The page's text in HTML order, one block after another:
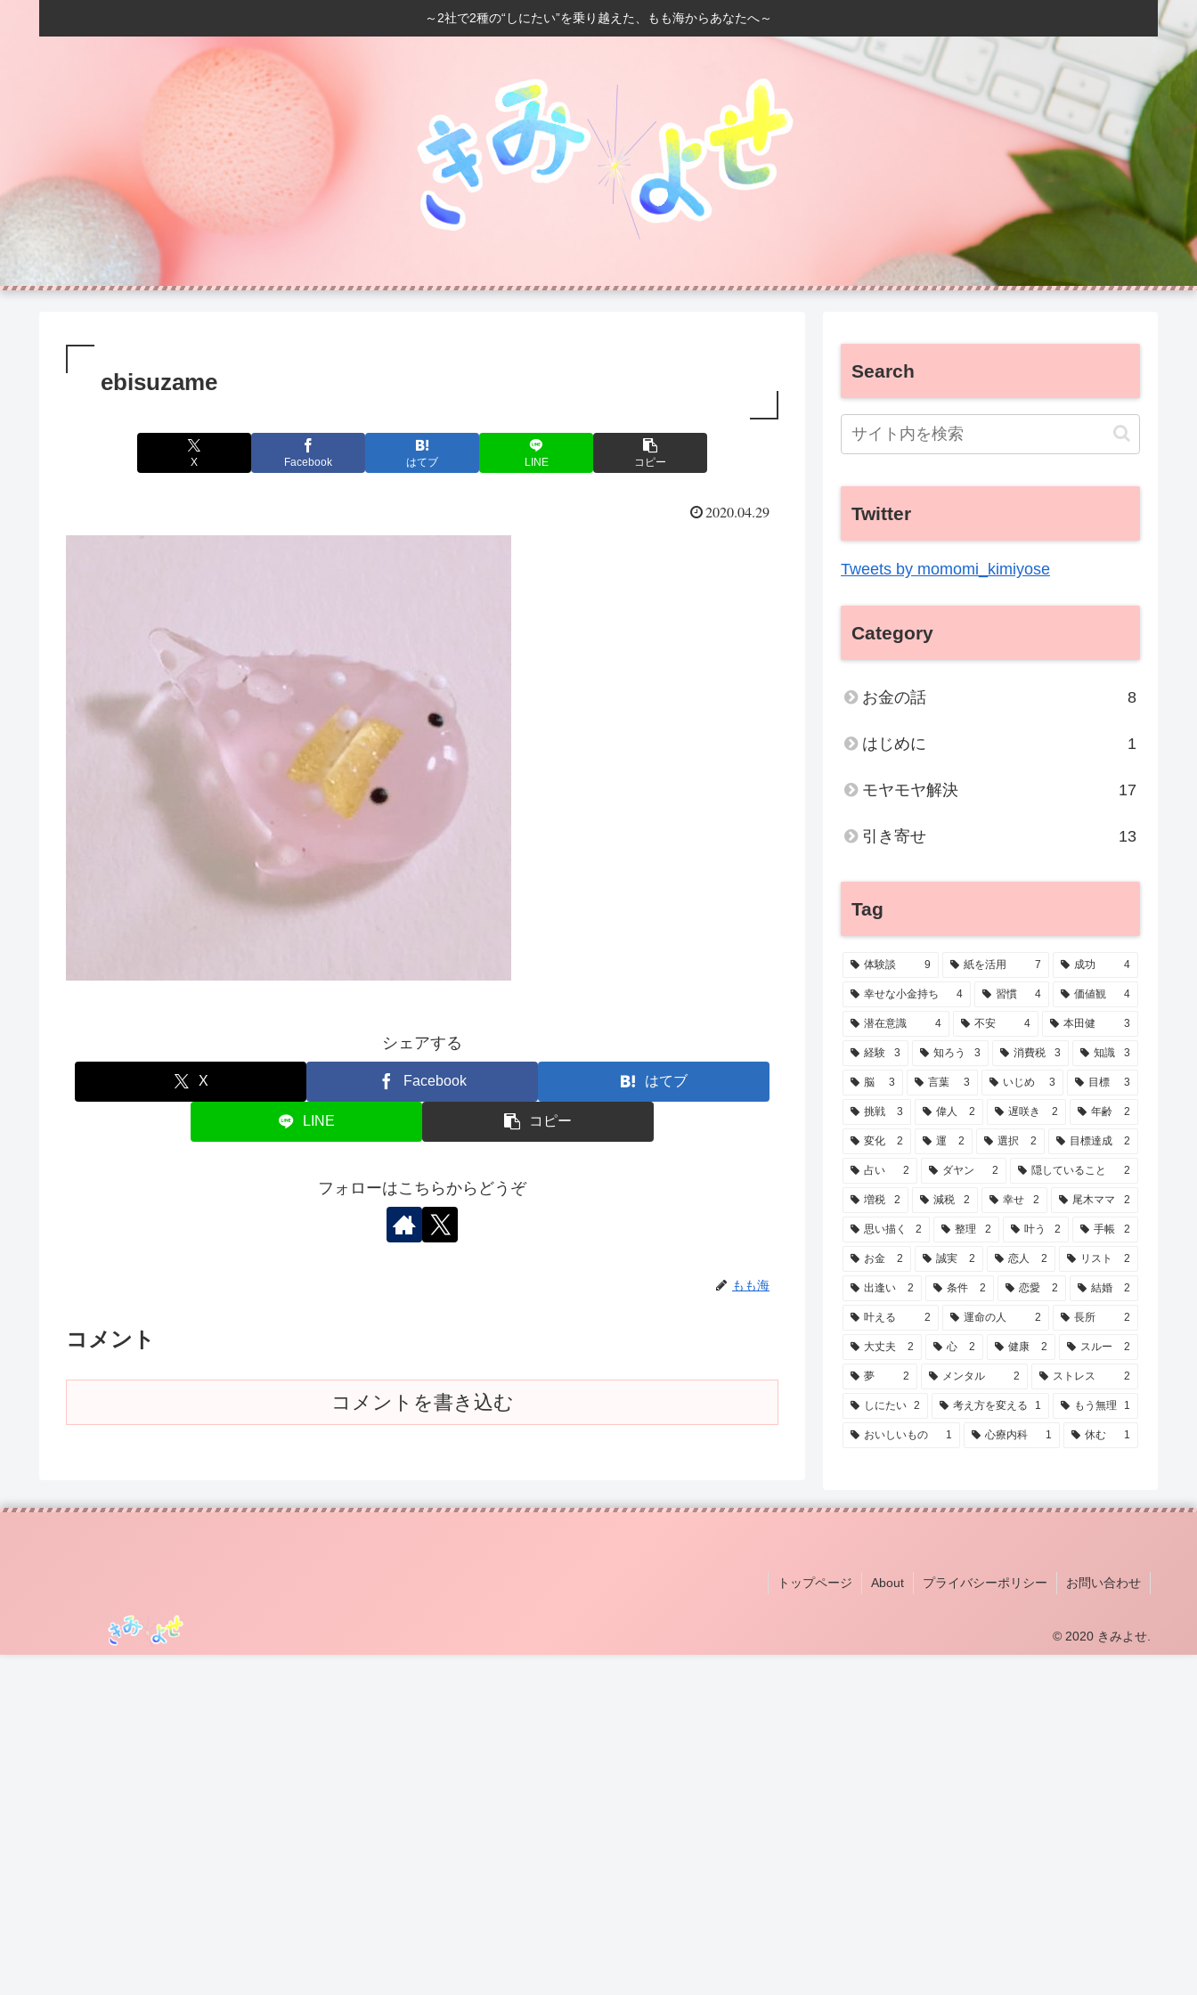
～2社で2種の“しにたい”を乗り越えた、もも海からあなたへ～
ebisuzame
X Facebook はてブ LINE コピー
2020.04.29
シェアする
X Facebook はてブ
LINE コピー
フォローはこちらからどうぞ
もも海
コメント
コメントを書き込む
Search
Twitter
Tweets by momomi_kimiyose
Category
お金の話 8
はじめに 1
モヤモヤ解決 17
引き寄せ 13
Tag
体験談 9 紙を活用 7 成功 4
幸せな小金持ち 4 習慣 4 価値観 4
潜在意識 4 不安 4 本田健 3
経験 3 知ろう 3 消費税 3 知識 3
脳 3 言葉 3 いじめ 3 目標 3
挑戦 3 偉人 2 遅咲き 2 年齢 2
変化 2 運 2 選択 2 目標達成 2
占い 2 ダヤン 2 隠していること 2
増税 2 減税 2 幸せ 2 尾木ママ 2
思い描く 2 整理 2 叶う 2 手帳 2
お金 2 誠実 2 恋人 2 リスト 2
出逢い 2 条件 2 恋愛 2 結婚 2
叶える 2 運命の人 2 長所 2
大丈夫 2 心 2 健康 2 スルー 2
夢 2 メンタル 2 ストレス 2
しにたい 2 考え方を変える 1 もう無理 1
おいしいもの 1 心療内科 1 休む 1
トップページ About プライバシーポリシー お問い合わせ
© 2020 きみよせ.